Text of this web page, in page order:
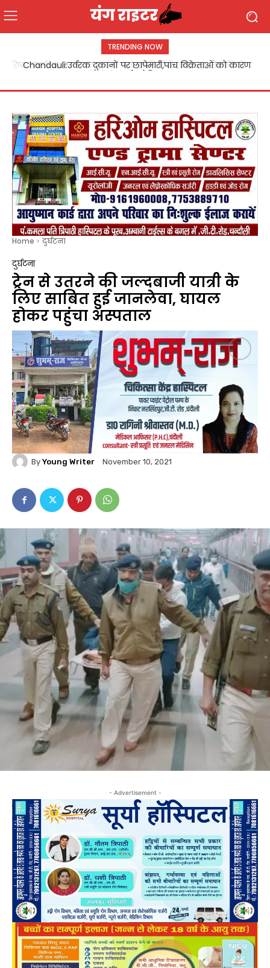
TRENDING NOW
Chandauli:उर्वरक दुकानों पर छापेमारी,पांच विक्रेताओं को कारण
Home दुर्घटना
दुर्घटना
ट्रेन से उतरने की जल्दबाजी यात्री के
लिए साबित हुई जानलेवा‚ घायल
होकर पहुंचा अस्पताल
By Young Writer November 10, 2021
- Advertisement -